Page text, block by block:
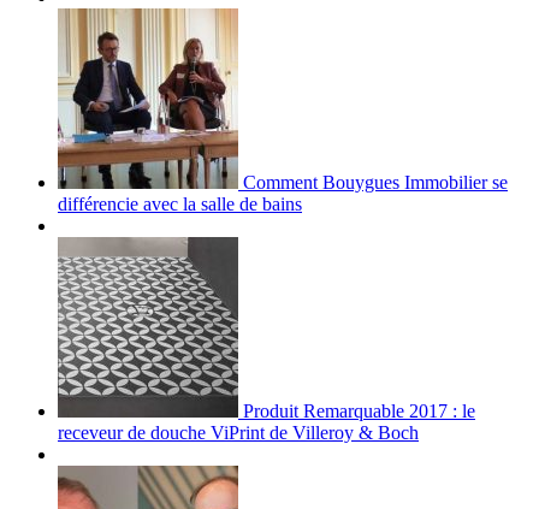
Comment Bouygues Immobilier se
différencie avec la salle de bains
Produit Remarquable 2017 : le
receveur de douche ViPrint de Villeroy & Boch